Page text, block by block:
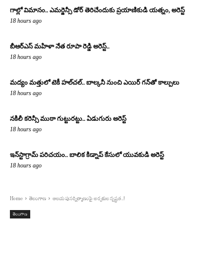
గాల్లో విమానం.. ఎమర్జెన్సీ డోర్ తెరిచేందుకు ప్రయాణికుడి యత్నం, అరెస్ట్
18 hours ago
బీఆర్ఎస్ మహిళా నేత రూపా రెడ్డి అరెస్ట్..
18 hours ago
మద్యం మత్తులో టెకీ హల్‌చల్.. బాల్కనీ నుంచి ఎయిర్ గన్‌తో కాల్పులు
18 hours ago
నకిలీ కరెన్సీ ముఠా గుట్టురట్టు.. ఏడుగురు అరెస్ట్
18 hours ago
ఇన్‌స్టాగ్రామ్ పరిచయం.. బాలిక కిడ్నాప్ కేసులో యువకుడి అరెస్ట్
18 hours ago